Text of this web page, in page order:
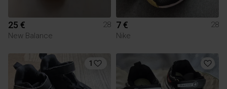
25 €
28
New Balance
7 €
28
Nike
1